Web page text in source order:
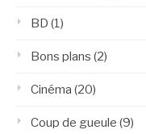
BD (1)
Bons plans (2)
Cinéma (20)
Coup de gueule (9)